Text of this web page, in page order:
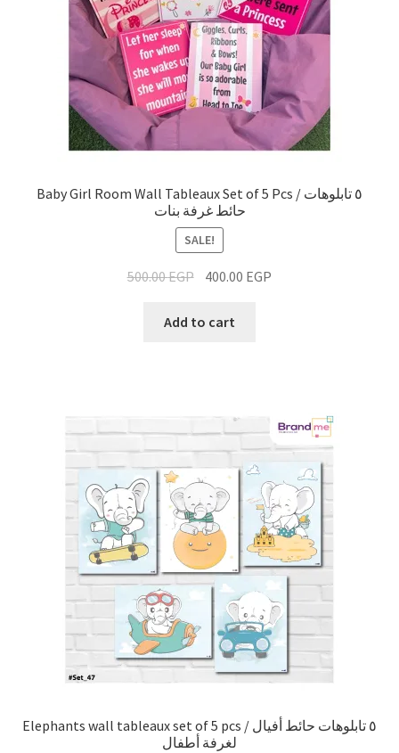
Baby Girl Room Wall Tableaux Set of 5 Pcs / ٥ تابلوهات
حائط غرفة بنات
SALE!
500.00EGP 400.00 EGP
Add to cart
Elephants wall tableaux set of 5 pcs / ٥ تابلوهات حائط أفيال
لغرفة أطفال